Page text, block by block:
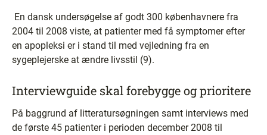
En dansk undersøgelse af godt 300 københavnere fra
2004 til 2008 viste, at patienter med få symptomer efter
en apopleksi er i stand til med vejledning fra en
sygeplejerske at ændre livsstil (9).
Interviewguide skal forebygge og prioritere
På baggrund af litteratursøgningen samt interviews med
de første 45 patienter i perioden december 2008 til